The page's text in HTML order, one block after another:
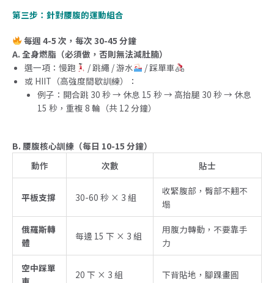
第三步：針對腰腹的運動組合
每週 4-5 次，每次 30-45 分鐘
A. 全身燃脂（必須做，否則無法減肚腩）
選一項：慢跑
/ 跳繩 / 游水
/ 踩單車
或 HIIT（高強度間歇訓練）：
例子：開合跳 30 秒 → 休息 15 秒 → 高抬腿 30 秒 → 休息
15 秒，重複 8 輪（共 12 分鐘）
B. 腰腹核心訓練（每日 10-15 分鐘）
動作
次數 貼士
平板支撐 30-60 秒 × 3 組
收緊腹部，臀部不翹不
塌
俄羅斯轉
體
每邊 15 下 × 3 組
用腹力轉動，不要靠手
力
空中踩單
20 下 × 3 組 下背貼地，腳踝畫圓